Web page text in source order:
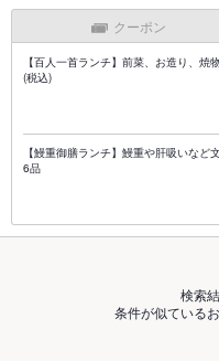
クーポン
【百人一首ランチ】前菜、お造り、
(税込)
【鰻重御膳ランチ】鰻重や肝吸いな
6品
検索
条件が似ている